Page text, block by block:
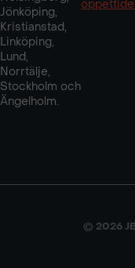
Jönköping,
Kristianstad,
Linköping,
Lund,
Norrtälje,
Stockholm och
Ängelholm.
© 2026